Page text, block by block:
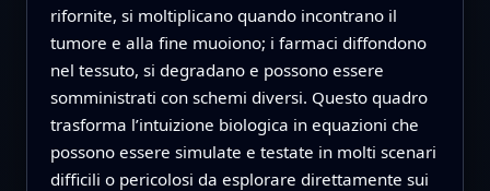
rifornite, si moltiplicano quando incontrano il
tumore e alla fine muoiono; i farmaci diffondono
nel tessuto, si degradano e possono essere
somministrati con schemi diversi. Questo quadro
trasforma l’intuizione biologica in equazioni che
possono essere simulate e testate in molti scenari
difficili o pericolosi da esplorare direttamente sui